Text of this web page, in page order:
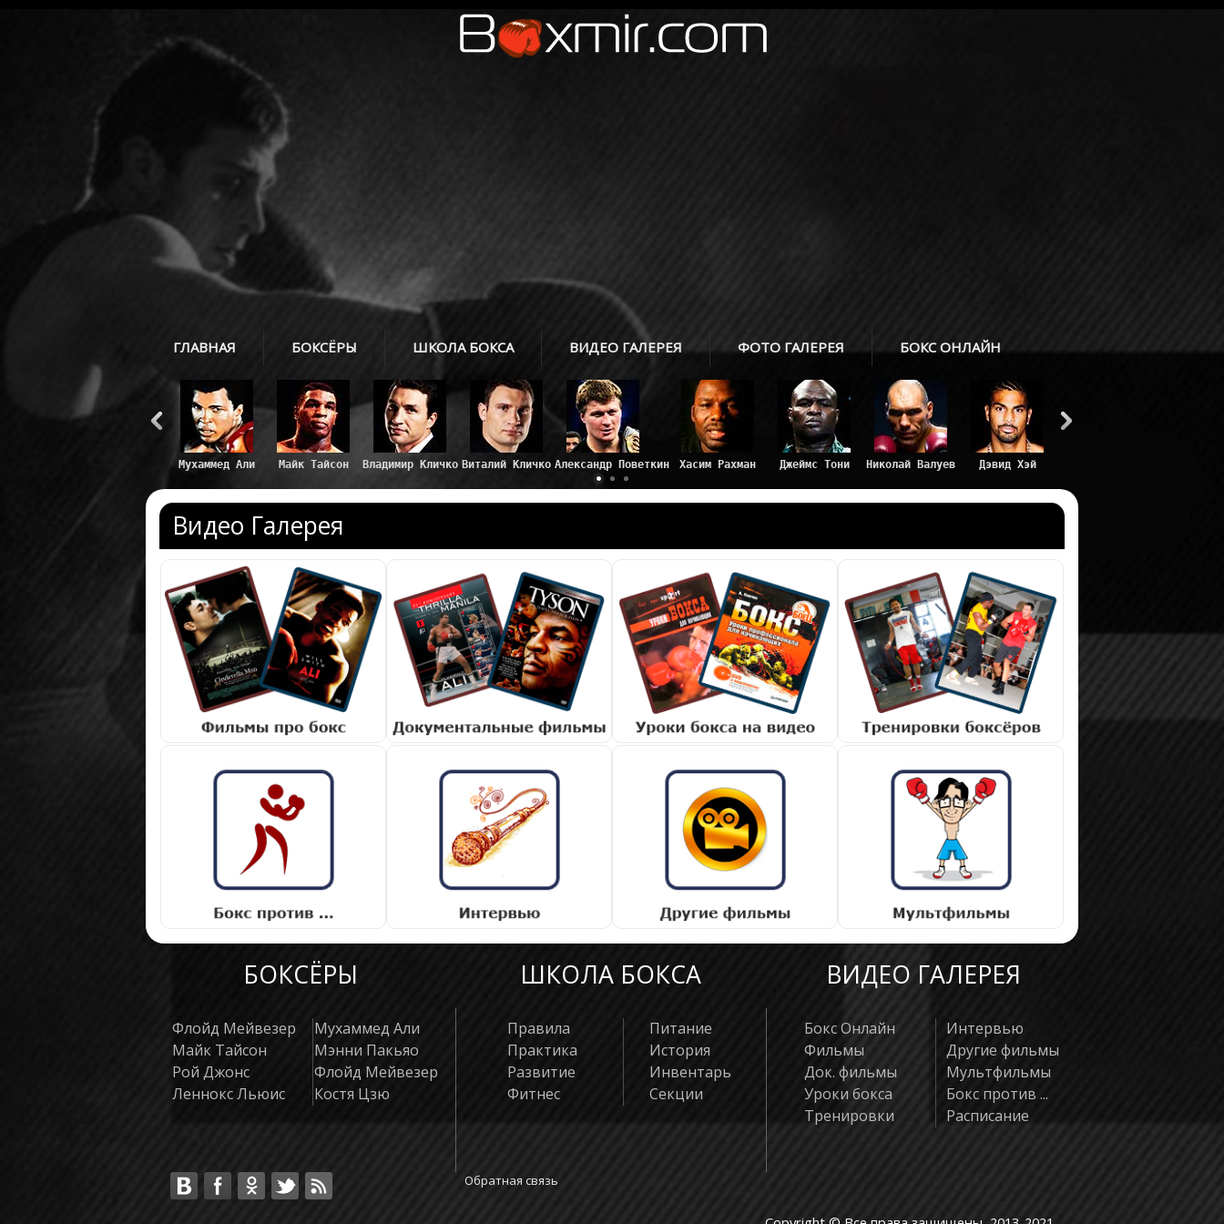
ГЛАВНАЯ БОКСЁРЫ ШКОЛА БОКСА ВИДЕО ГАЛЕРЕЯ ФОТО ГАЛЕРЕЯ БОКС ОНЛАЙН
Мухаммед Али Майк Тайсон Владимир Кличко Виталий Кличко Александр Поветкин Хасим Рахман Джеймс Тони Николай Валуев Дэвид Хэй
Видео Галерея
БОКСЁРЫ ШКОЛА БОКСА ВИДЕО ГАЛЕРЕЯ
Флойд Мейвезер
Майк Тайсон
Рой Джонс
Леннокс Льюис
Мухаммед Али
Мэнни Пакьяо
Флойд Мейвезер
Костя Цзю
Правила
Практика
Развитие
Фитнес
Питание
История
Инвентарь
Секции
Бокс Онлайн
Фильмы
Док. фильмы
Уроки бокса
Тренировки
Интервью
Другие фильмы
Мультфильмы
Бокс против ...
Расписание
Обратная связь